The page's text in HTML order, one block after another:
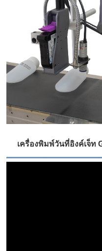
เครื่องพิมพ์วันที่อิงค์เจ็ท